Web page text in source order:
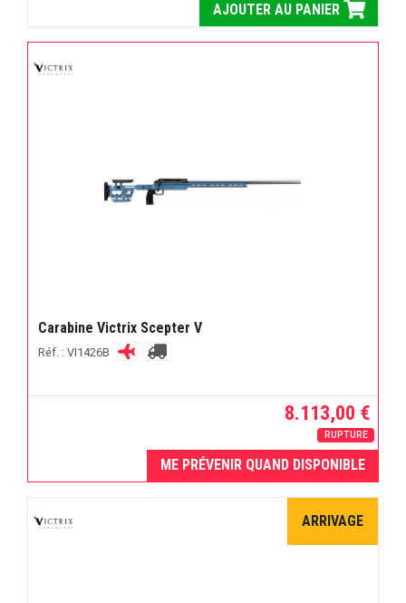
AJOUTER AU PANIER
Carabine Victrix Scepter V
Réf. : VI1426B
8.113,00 €
RUPTURE
ME PRÉVENIR QUAND DISPONIBLE
ARRIVAGE